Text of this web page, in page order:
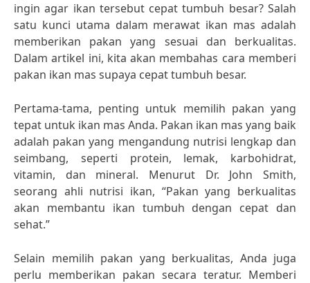
ingin agar ikan tersebut cepat tumbuh besar? Salah
satu kunci utama dalam merawat ikan mas adalah
memberikan pakan yang sesuai dan berkualitas.
Dalam artikel ini, kita akan membahas cara memberi
pakan ikan mas supaya cepat tumbuh besar.
Pertama-tama, penting untuk memilih pakan yang
tepat untuk ikan mas Anda. Pakan ikan mas yang baik
adalah pakan yang mengandung nutrisi lengkap dan
seimbang, seperti protein, lemak, karbohidrat,
vitamin, dan mineral. Menurut Dr. John Smith,
seorang ahli nutrisi ikan, “Pakan yang berkualitas
akan membantu ikan tumbuh dengan cepat dan
sehat.”
Selain memilih pakan yang berkualitas, Anda juga
perlu memberikan pakan secara teratur. Memberi